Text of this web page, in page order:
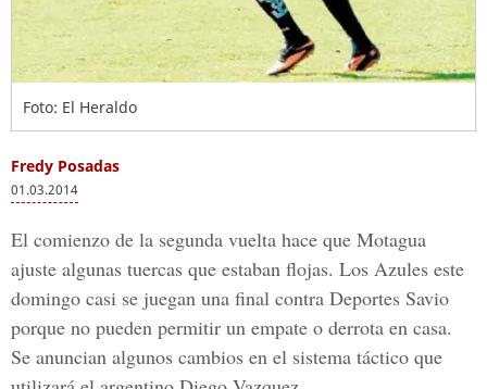
Foto: El Heraldo
Fredy Posadas
01.03.2014
El comienzo de la segunda vuelta hace que Motagua
ajuste algunas tuercas que estaban flojas. Los Azules este
domingo casi se juegan una final contra Deportes Savio
porque no pueden permitir un empate o derrota en casa.
Se anuncian algunos cambios en el sistema táctico que